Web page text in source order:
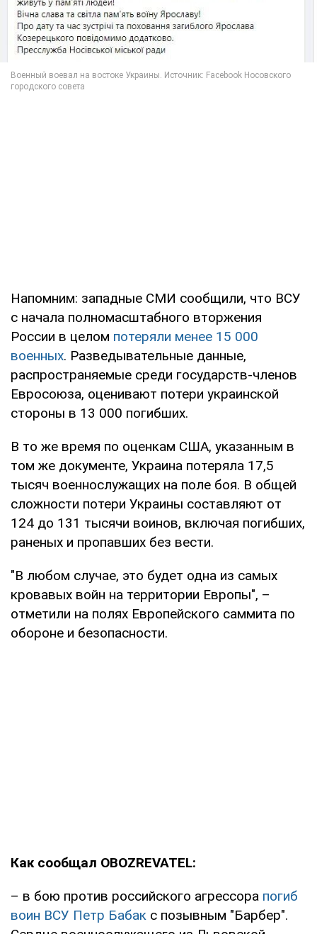
Напомним: западные СМИ сообщили, что ВСУ
с начала полномасштабного вторжения
России в целом потеряли менее 15 000
военных. Разведывательные данные,
распространяемые среди государств-членов
Евросоюза, оценивают потери украинской
стороны в 13 000 погибших.
В то же время по оценкам США, указанным в
том же документе, Украина потеряла 17,5
тысяч военнослужащих на поле боя. В общей
сложности потери Украины составляют от
124 до 131 тысячи воинов, включая погибших,
раненых и пропавших без вести.
"В любом случае, это будет одна из самых
кровавых войн на территории Европы", –
отметили на полях Европейского саммита по
обороне и безопасности.
Как сообщал OBOZREVATEL:
– в бою против российского агрессора погиб
воин ВСУ Петр Бабак с позывным "Барбер".